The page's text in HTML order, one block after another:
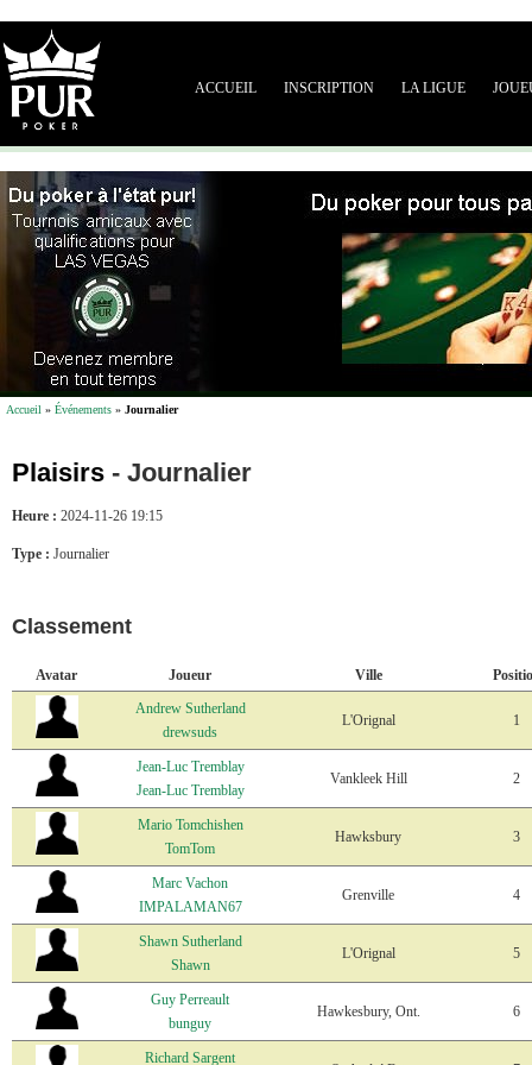
ACCUEIL INSCRIPTION LA LIGUE
Accueil » Événements » Journalier
Plaisirs - Journalier
Heure : 2024-11-26 19:15
Type : Journalier
Classement
Avatar Joueur Ville
Andrew Sutherland
drewsuds
L'Orignal 1
Jean-Luc Tremblay
Jean-Luc Tremblay
Vankleek Hill 2
Mario Tomchishen
TomTom
Hawksbury 3
Marc Vachon
IMPALAMAN67
Grenville 4
Shawn Sutherland
Shawn
L'Orignal 5
Guy Perreault
bunguy
Hawkesbury, Ont. 6
Richard Sargent